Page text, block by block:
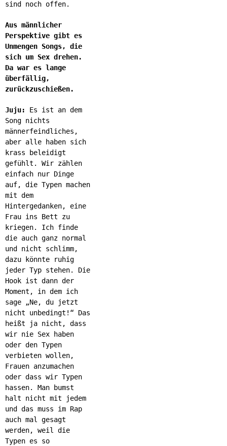
sind noch offen.
Aus männlicher
Perspektive gibt es
Unmengen Songs, die
sich um Sex drehen.
Da war es lange
überfällig,
zurückzuschießen.
Juju:
Es ist an dem
Song nichts
männerfeindliches,
aber alle haben sich
krass beleidigt
gefühlt. Wir zählen
einfach nur Dinge
auf, die Typen machen
mit dem
Hintergedanken, eine
Frau ins Bett zu
kriegen. Ich finde
die auch ganz normal
und nicht schlimm,
dazu könnte ruhig
jeder Typ stehen. Die
Hook ist dann der
Moment, in dem ich
sage „Ne, du jetzt
nicht unbedingt!“ Das
heißt ja nicht, dass
wir nie Sex haben
oder den Typen
verbieten wollen,
Frauen anzumachen
oder dass wir Typen
hassen. Man bumst
halt nicht mit jedem
und das muss im Rap
auch mal gesagt
werden, weil die
Typen es so